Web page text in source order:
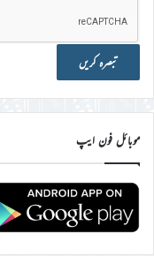
موبائل فون ایپ